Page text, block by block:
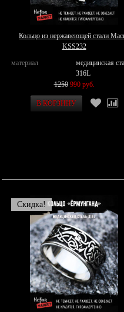
Кольцо из нержавеющей стали
KSS232
материал
медицинская
316L
1250 990 руб.
Скидка!